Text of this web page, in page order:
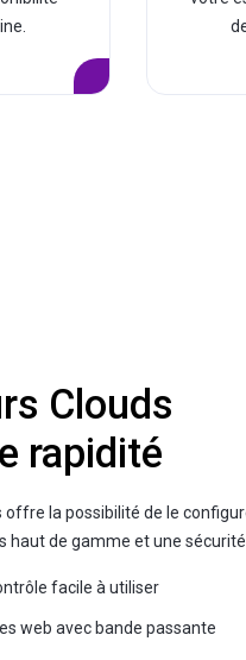
Clouds
rapidité
offre la possibilité de le
haut de gamme et une
facile à utiliser
web avec bande passante